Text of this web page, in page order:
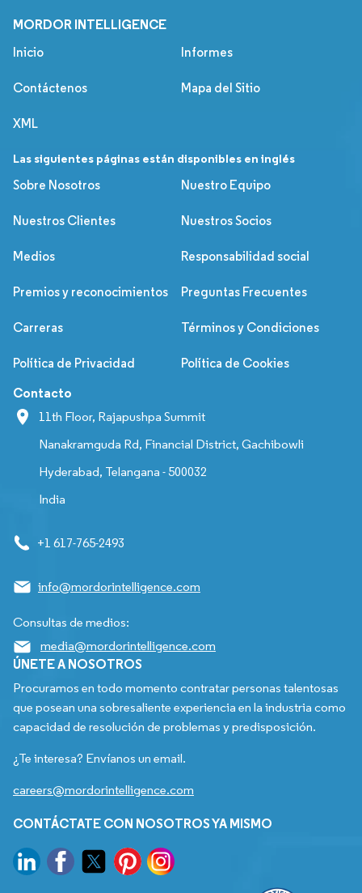
MORDOR INTELLIGENCE
Inicio Informes
Contáctenos Mapa del Sitio
XML
Las siguientes páginas están disponibles en inglés
Sobre Nosotros
Nuestro Equipo
Nuestros Clientes Nuestros Socios
Medios Responsabilidad social
Premios y reconocimientos Preguntas Frecuentes
Carreras Términos y Condiciones
Política de Privacidad Política de Cookies
Contacto
11th Floor, Rajapushpa Summit
Nanakramguda Rd, Financial District, Gachibowli
Hyderabad, Telangana - 500032
India
+1 617-765-2493
info@mordorintelligence.com
Consultas de medios:
media@mordorintelligence.com
ÚNETE A NOSOTROS
Procuramos en todo momento contratar personas talentosas
que posean una sobresaliente experiencia en la industria como
capacidad de resolución de problemas y predisposición.
¿Te interesa? Envíanos un email.
careers@mordorintelligence.com
CONTÁCTATE CON NOSOTROS YA MISMO